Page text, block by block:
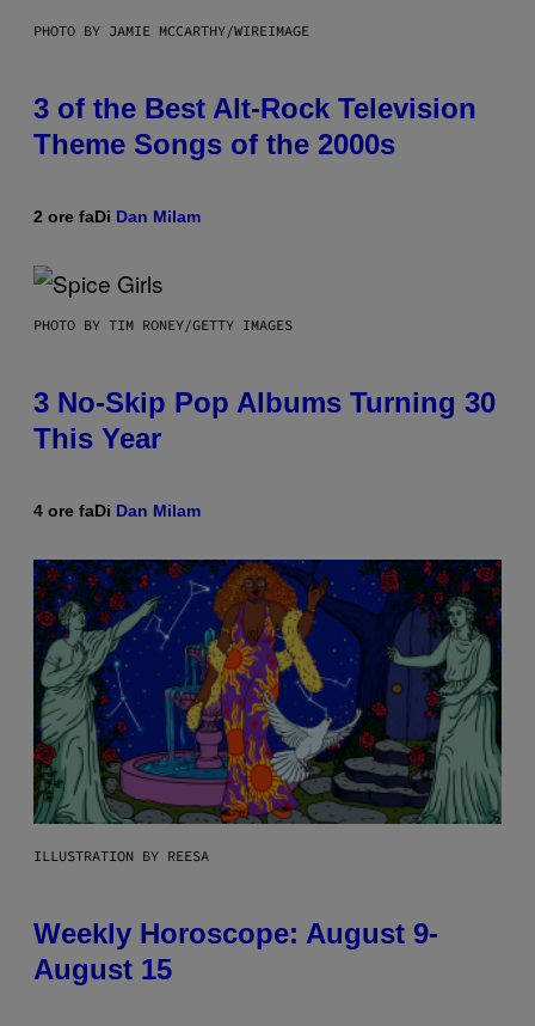
PHOTO BY JAMIE MCCARTHY/WIREIMAGE
3 of the Best Alt-Rock Television
Theme Songs of the 2000s
2 ore faDi Dan Milam
PHOTO BY TIM RONEY/GETTY IMAGES
3 No-Skip Pop Albums Turning 30
This Year
4 ore faDi Dan Milam
ILLUSTRATION BY REESA
Weekly Horoscope: August 9-
August 15